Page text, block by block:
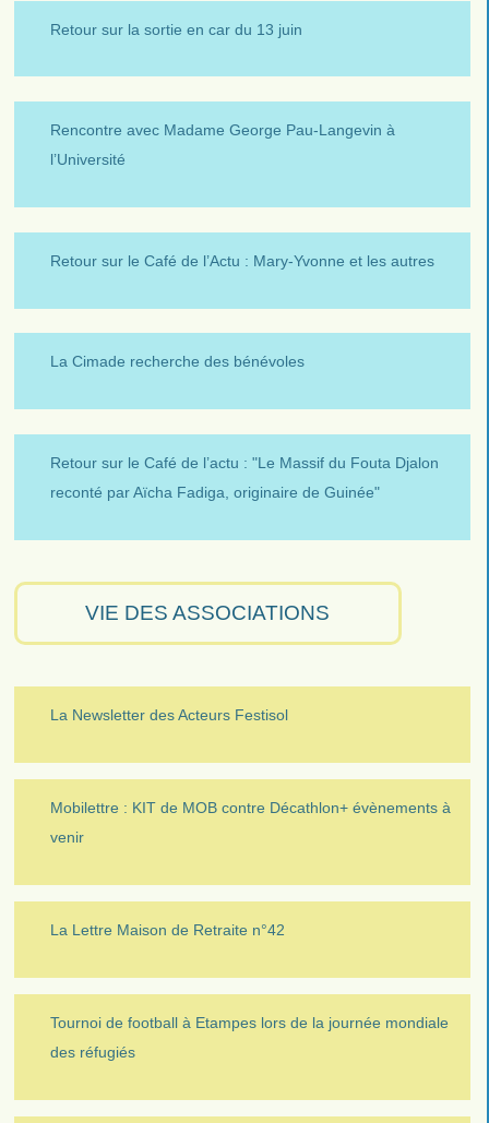
Retour sur la sortie en car du 13 juin
Rencontre avec Madame George Pau-Langevin à
l’Université
Retour sur le Café de l’Actu : Mary-Yvonne et les autres
La Cimade recherche des bénévoles
Retour sur le Café de l’actu : "Le Massif du Fouta Djalon
reconté par Aïcha Fadiga, originaire de Guinée"
VIE DES ASSOCIATIONS
La Newsletter des Acteurs Festisol
Mobilettre : KIT de MOB contre Décathlon+ évènements à
venir
La Lettre Maison de Retraite n°42
Tournoi de football à Etampes lors de la journée mondiale
des réfugiés